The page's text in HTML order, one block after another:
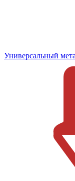
Универсальный